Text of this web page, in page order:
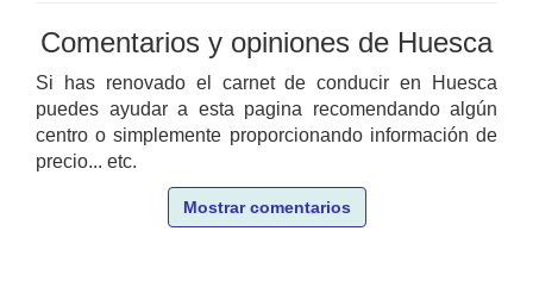
Comentarios y opiniones de Huesca
Si has renovado el carnet de conducir en Huesca
puedes ayudar a esta pagina recomendando algún
centro o simplemente proporcionando información de
precio... etc.
Mostrar comentarios